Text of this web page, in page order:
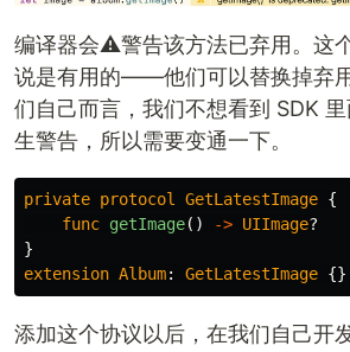
编译器会⚠️警告该方法已弃用。这
说是有用的——他们可以替换掉弃
们自己而言，我们不想看到 SDK
生警告，所以需要变通一下。
private protocol GetLatestImage {
func getImage() -> UIImage?
}
extension Album: GetLatestImage {}
添加这个协议以后，在我们自己开